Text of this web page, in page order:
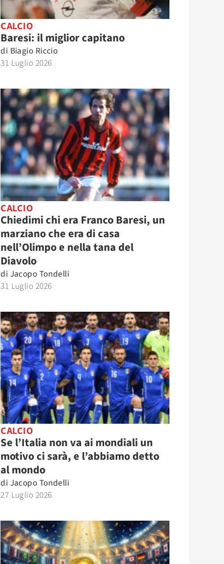
CALCIO
Baresi: il miglior capitano
di Biagio Riccio
31 Luglio 2026
CALCIO
Chiedimi chi era Franco Baresi, un
marziano che era di casa
nell’Olimpo e nella tana del
Diavolo
di Jacopo Tondelli
31 Luglio 2026
CALCIO
Se l’Italia non va ai mondiali un
motivo ci sarà, e l’abbiamo detto
al mondo
di Jacopo Tondelli
27 Luglio 2026